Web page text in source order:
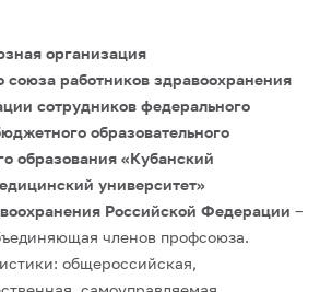
организация
союза работников здравоохранения
сотрудников федерального
образовательного
образования «Кубанский
университет»
Российской Федерации –
членов профсоюза.
общероссийская,